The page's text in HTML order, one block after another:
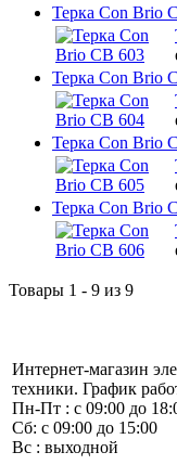
Терка Con Brio
Терка Con Brio
Терка Con Brio
Терка Con Brio
Товары 1 - 9 из 9
Интернет-магазин
техники. График
Пн-Пт : с 09:00 до
Сб: с 09:00 до 15:00
Вс : выходной